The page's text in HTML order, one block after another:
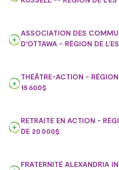
ASSOCIATION DES
D'OTTAWA - RÉGION DE
THÉÂTRE-ACTION -
15 600$
RETRAITE EN ACTION -
DE 20 000$
FRATERNITÉ ALEXANDRIA